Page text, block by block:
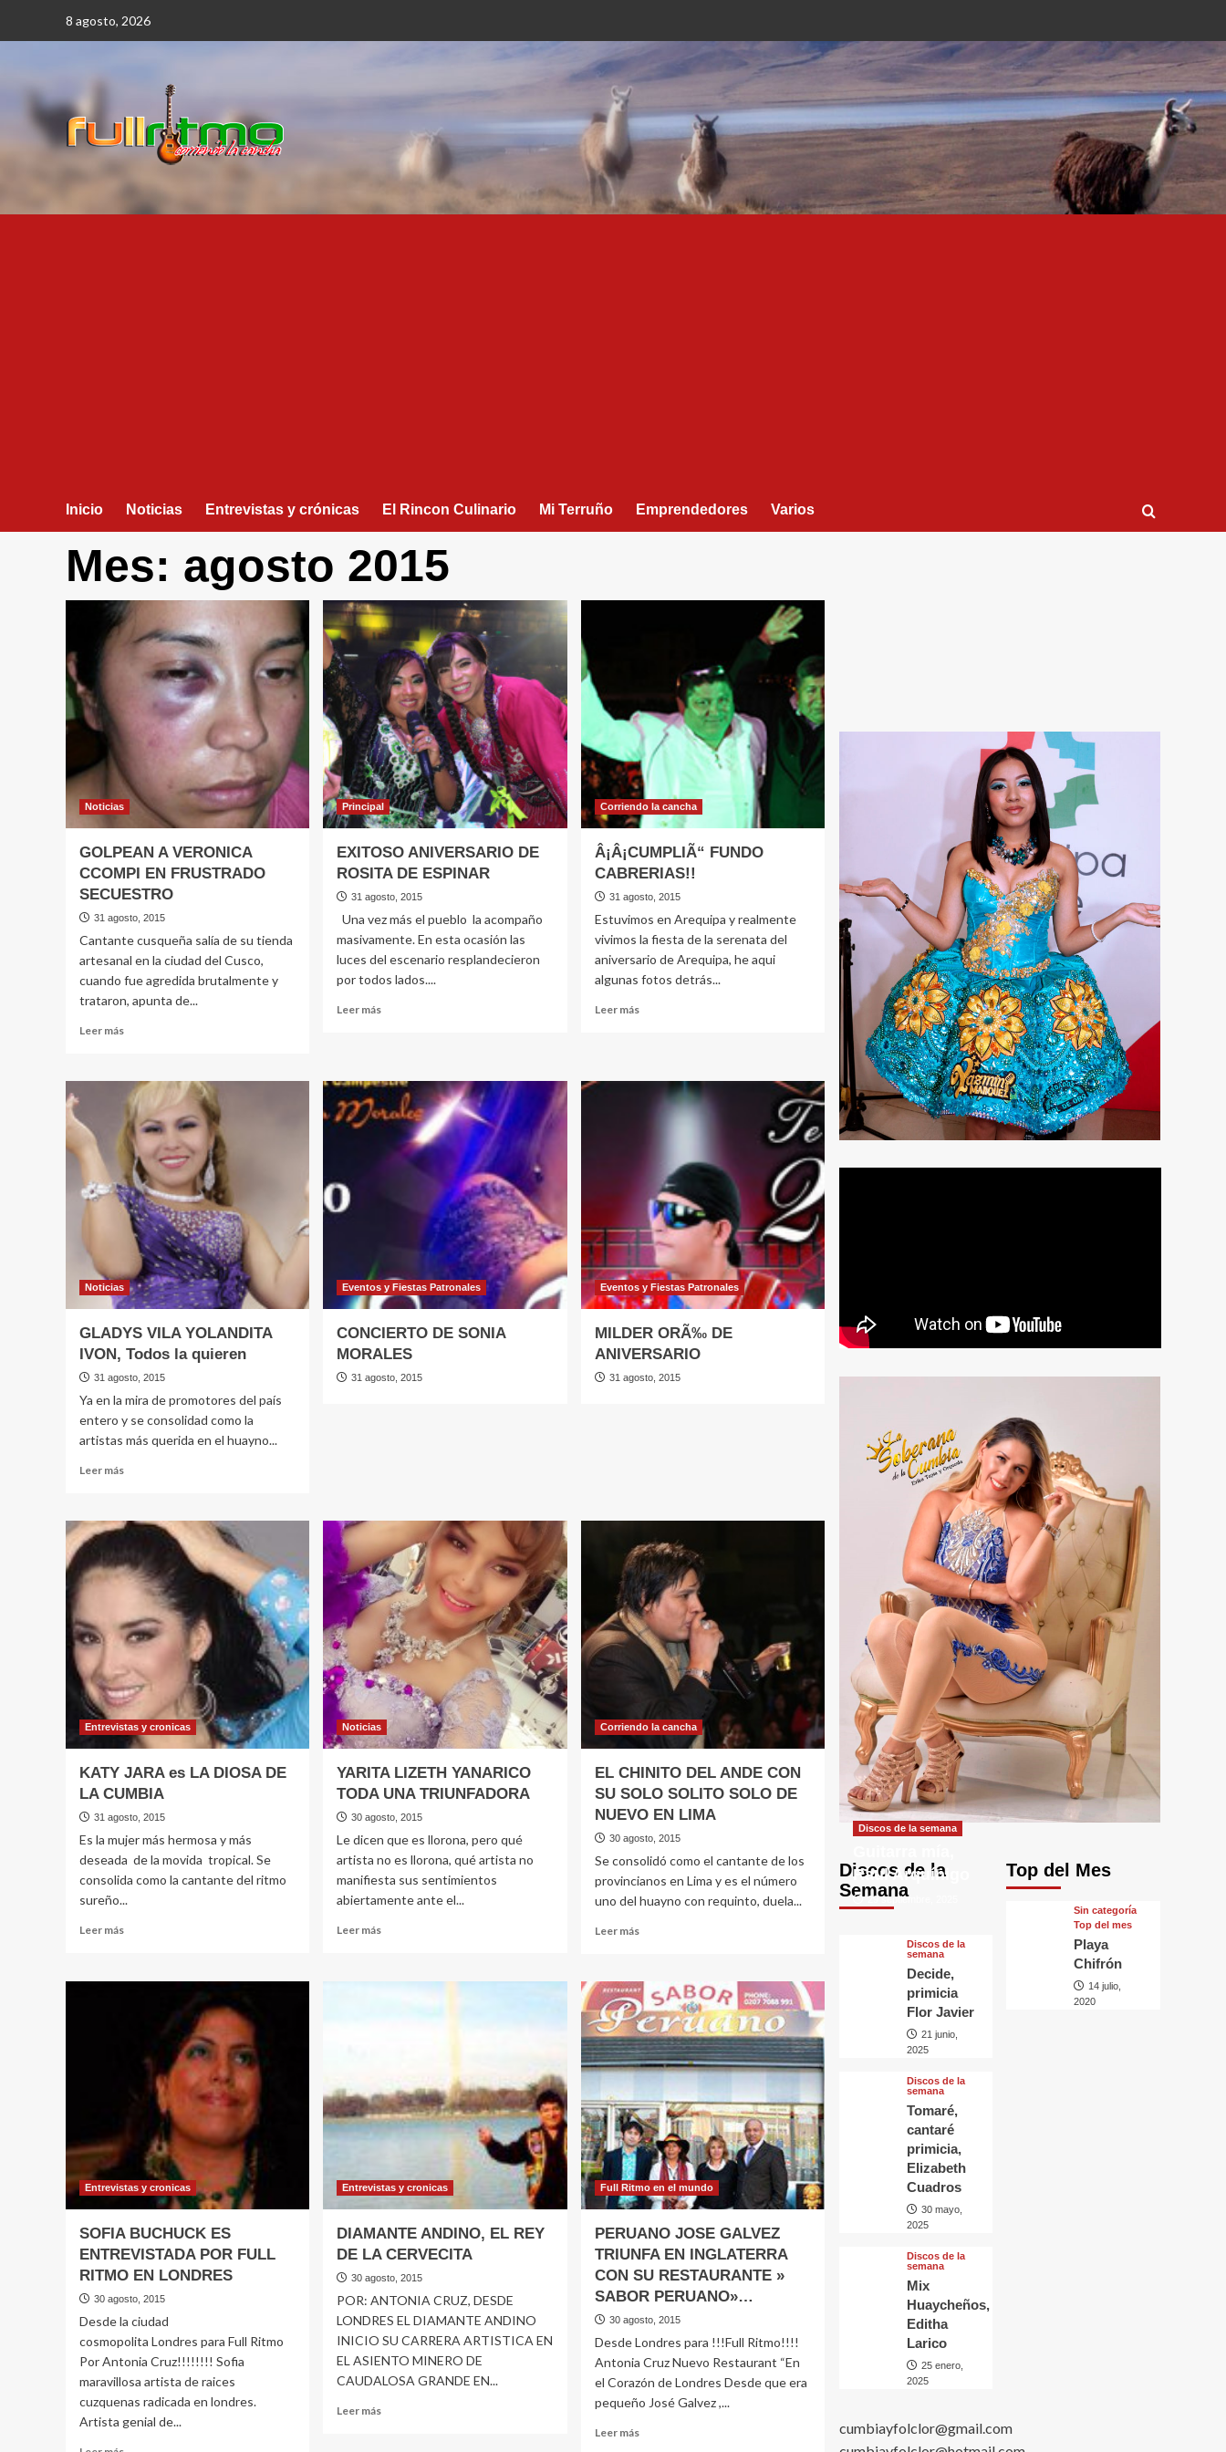
8 agosto, 2026
Inicio Noticias Entrevistas y crónicas El Rincon Culinario Mi Terruño Emprendedores Varios
Mes: agosto 2015
Noticias
GOLPEAN A VERONICA
CCOMPI EN FRUSTRADO
SECUESTRO
31 agosto, 2015
Cantante cusqueña salía de su tienda
artesanal en la ciudad del Cusco,
cuando fue agredida brutalmente y
trataron, apunta de...
Leer más
GOLPEAN
A
VERONICA
CCOMPI
EN
FRUSTRADO
SECUESTRO
Principal
EXITOSO ANIVERSARIO DE
ROSITA DE ESPINAR
31 agosto, 2015
Una vez más el pueblo la acompaño
masivamente. En esta ocasión las
luces del escenario resplandecieron
por todos lados....
Leer más
ROSITA
ESPINAR
Corriendo la cancha
Â¡Â¡CUMPLIÃ“ FUNDO
CABRERIAS!!
31 agosto, 2015
Estuvimos en Arequipa y realmente
vivimos la fiesta de la serenata del
aniversario de Arequipa, he aqui
algunas fotos detrás...
Leer másLeer
CABRERIAS!!
Noticias
GLADYS VILA YOLANDITA
IVON, Todos la quieren
31 agosto, 2015
Ya en la mira de promotores del país
entero y se consolidad como la
artistas más querida en el huayno...
Leer más
GLADYS
YOLANDITA
IVON,
Todos
quieren
Eventos y Fiestas Patronales
CONCIERTO DE SONIA
MORALES
31 agosto, 2015
Eventos y Fiestas Patronales
MILDER ORÃ‰ DE
ANIVERSARIO
31 agosto, 2015
Entrevistas y cronicas
KATY JARA es LA DIOSA DE
LA CUMBIA
31 agosto, 2015
Es la mujer más hermosa y más
deseada de la movida tropical. Se
consolida como la cantante del ritmo
sureño...
Leer más
KATY
CUMBIA
Noticias
YARITA LIZETH YANARICO
TODA UNA TRIUNFADORA
30 agosto, 2015
Le dicen que es llorona, pero qué
artista no es llorona, qué artista no
manifiesta sus sentimientos
abiertamente ante el...
Leer más
YARITA
Corriendo la cancha
EL CHINITO DEL ANDE CON
SU SOLO SOLITO SOLO DE
NUEVO EN LIMA
30 agosto, 2015
Se consolidó como el cantante de los
provincianos en Lima y es el número
uno del huayno con requinto, duela...
Leer másLeer
EL
CHINITO
DEL
ANDE
CON
SU
SOLITO
SOLO
DE
NUEVO
EN
LIMA
Entrevistas y cronicas
SOFIA BUCHUCK ES
ENTREVISTADA POR FULL
RITMO EN LONDRES
30 agosto, 2015
Desde la ciudad
cosmopolita Londres para Full Ritmo
Por Antonia Cruz!!!!!!!! Sofia
maravillosa artista de raices
cuzquenas radicada en londres.
Artista genial de...
Entrevistas y cronicas
DIAMANTE ANDINO, EL REY
DE LA CERVECITA
30 agosto, 2015
POR: ANTONIA CRUZ, DESDE
LONDRES EL DIAMANTE ANDINO
INICIO SU CARRERA ARTISTICA EN
EL ASIENTO MINERO DE
CAUDALOSA GRANDE EN...
Leer más
Full Ritmo en el mundo
PERUANO JOSE GALVEZ
TRIUNFA EN INGLATERRA
CON SU RESTAURANTE »
SABOR PERUANO»…
30 agosto, 2015
Desde Londres para !!!Full Ritmo!!!!
Antonia Cruz Nuevo Restaurant “En
el Corazón de Londres Desde que era
pequeño José Galvez ,...
Leer másLeer
Discos de la
Semana
Discos de la semana
Raul Arquínigo
29 septiembre, 2025
Discos de la
semana
Decide,
primicia
Flor Javier
21 junio,
2025
Discos de la
semana
Tomaré,
cantaré
primicia,
Elizabeth
Cuadros
30 mayo,
2025
Discos de la
semana
Mix
Huaycheños,
Editha
Larico
25 enero,
2025
Top del Mes
Sin categorí­a
Top del mes
Playa
Chifrón
14 julio,
2020
cumbiayfolclor@gmail.com